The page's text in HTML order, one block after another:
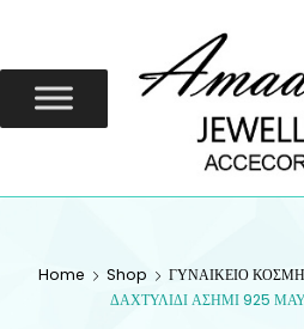
Home Shop ΓΥΝΑΙΚΕΙΟ
ΔΑΧΤΥΛΙΔΙ ΑΣΗΜΙ 925